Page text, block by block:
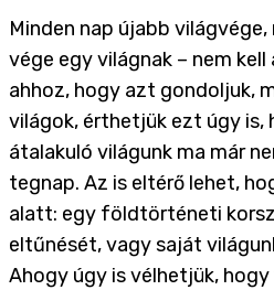
Minden nap újabb
vége egy világnak – nem
ahhoz, hogy azt gondoljuk,
világok, érthetjük ezt úgy
átalakuló világunk ma már
tegnap. Az is eltérő lehet,
alatt: egy földtörténeti
eltűnését, vagy saját
Ahogy úgy is vélhetjük,